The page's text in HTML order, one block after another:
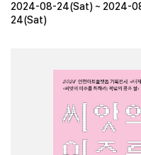
2024-08-24(Sat) ~ 2024-
24(Sat)